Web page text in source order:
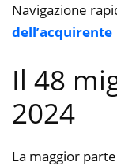
Navigazione
dell’acquirente
Il 48
2024
La maggior